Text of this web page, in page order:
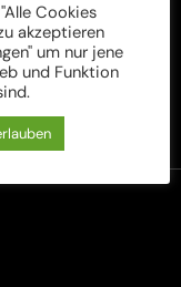
Cookies
akzeptieren
um nur jene
und Funktion